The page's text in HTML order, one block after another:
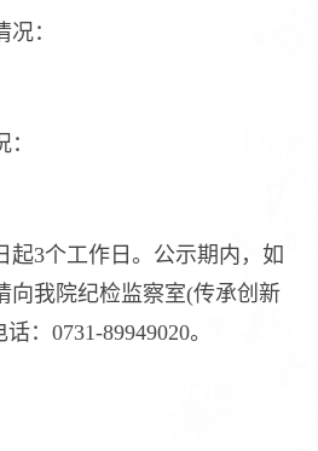
：
3个工作日。公示期内，如
向我院纪检监察室(传承创新
：0731-89949020。